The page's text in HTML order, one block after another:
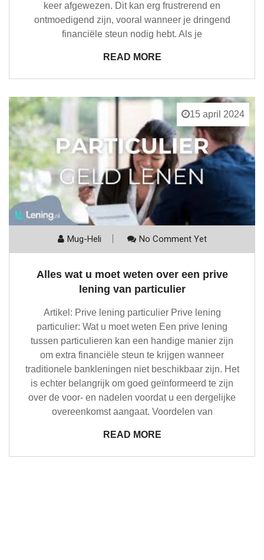
keer afgewezen. Dit kan erg frustrerend en
ontmoedigend zijn, vooral wanneer je dringend
financiële steun nodig hebt. Als je
READ MORE
15 april 2024
Mug-Heli No Comment Yet
Alles wat u moet weten over een prive
lening van particulier
Artikel: Prive lening particulier Prive lening
particulier: Wat u moet weten Een prive lening
tussen particulieren kan een handige manier zijn
om extra financiële steun te krijgen wanneer
traditionele bankleningen niet beschikbaar zijn. Het
is echter belangrijk om goed geïnformeerd te zijn
over de voor- en nadelen voordat u een dergelijke
overeenkomst aangaat. Voordelen van
READ MORE